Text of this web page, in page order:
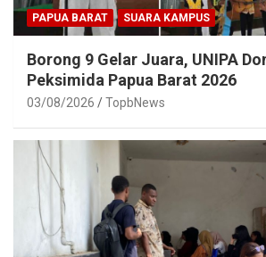
PAPUA BARAT SUARA KAMPUS
Borong 9 Gelar Juara, UNIPA
Peksimida Papua Barat 2026
03/08/2026 TopbNews